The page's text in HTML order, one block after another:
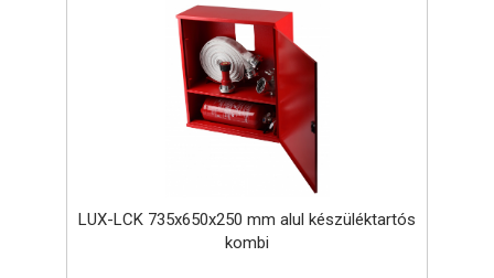
LUX-LCK 735x650x250 mm alul készüléktartós
kombi